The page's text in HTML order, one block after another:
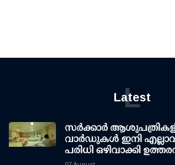
Latest
L
സര്‍ക്കാര്‍
വാര്‍ഡുകള്‍ ഇനി
പരിധി ഒഴിവാക്കി